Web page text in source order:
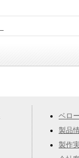
ベロ
製品
製作